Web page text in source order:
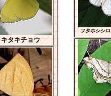
キタキチョウ
フタホシシ